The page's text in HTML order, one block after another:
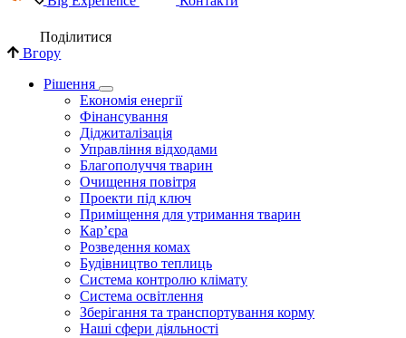
Поділи­тися
Вгору
Рішення
Економія енергії
Фінансування
Діджиталізація
Управління відходами
Благополуччя тварин
Очищення повітря
Проекти під ключ
Приміщення для утримання тварин
Кар’єра
Розведення комах
Будівництво теплиць
Система контролю клімату
Система освітлення
Зберігання та транспортування корму
Наші сфери діяльності